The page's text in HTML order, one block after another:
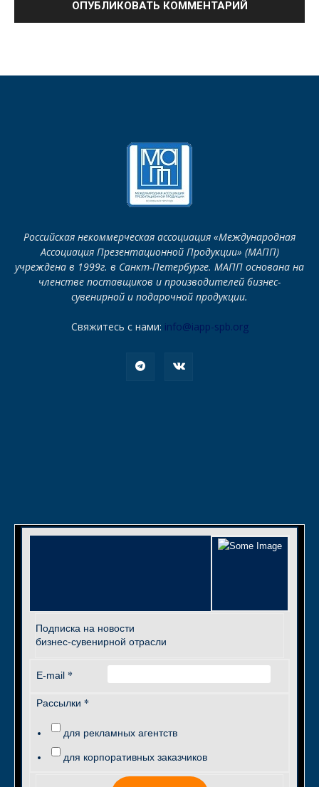
Российская некоммерческая ассоциация «Международная
Ассоциация Презентационной Продукции» (МАПП)
учреждена в 1999г. в Санкт-Петербурге. МАПП основана на
членстве поставщиков и производителей бизнес-
сувенирной и подарочной продукции.
Свяжитесь с нами: info@iapp-spb.org
Подписка на новости
бизнес-сувенирной отрасли
E-mail *
Рассылки *
для рекламных агентств
для корпоративных заказчиков